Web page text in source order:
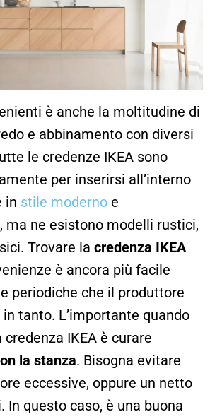
è anche la moltitudine di
e abbinamento con diversi
le credenze IKEA sono
per inserirsi all’interno
in stile moderno e
ma ne esistono modelli rustici,
Trovare la credenza IKEA
è ancora più facile
periodiche che il produttore
tanto. L’importante quando
IKEA è curare
la stanza. Bisogna evitare
eccessive, oppure un netto
In questo caso, è una buona